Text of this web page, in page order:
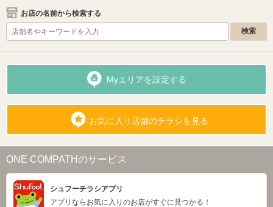
お店の名前から検索する
Myエリアを設定する
お気に入り店舗のチラシを見る
ONE COMPATHのサービス
シュフーチラシアプリ
アプリならお気に入りのお店がすぐに見つかる！